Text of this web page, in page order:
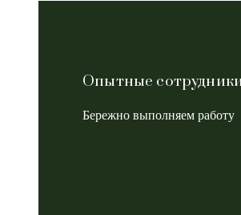
Опытные
Бережно выполняем работу